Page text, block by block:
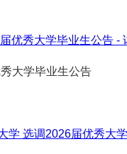
优秀大学毕业生公告 -
大学毕业生公告
学 选调2026届优秀大